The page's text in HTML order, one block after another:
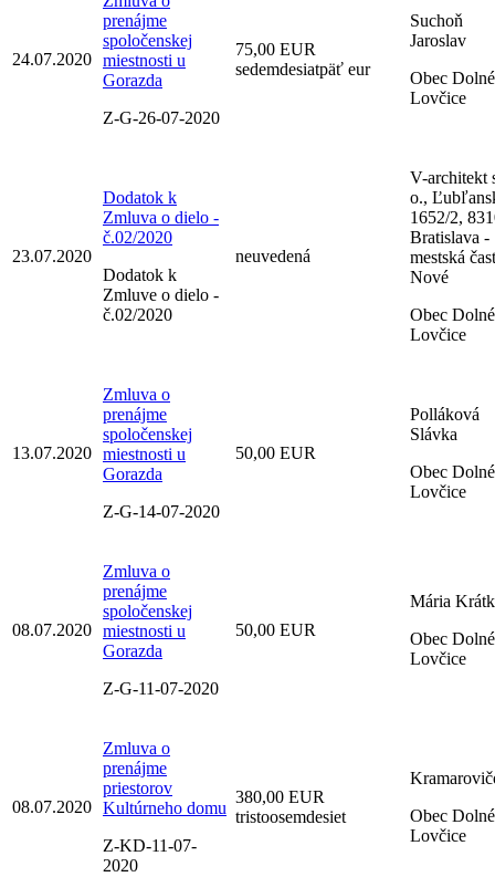
24.07.2020
prenájme
spoločenskej
miestnosti u
Gorazda
Z-G-26-07-2020
75,00 EUR
sedemdesiatpäť eur
Suchoň
Jaroslav
Obec Dolné
Lovčice
23.07.2020
Dodatok k
Zmluva o dielo -
č.02/2020
Dodatok k
Zmluve o dielo -
č.02/2020
neuvedená
V-architekt
o.,
1652/2,
Bratislava -
mestská
Nové
Obec Dolné
Lovčice
13.07.2020
Zmluva o
prenájme
spoločenskej
miestnosti u
Gorazda
Z-G-14-07-2020
50,00 EUR
Polláková
Slávka
Obec Dolné
Lovčice
08.07.2020
Zmluva o
prenájme
spoločenskej
miestnosti u
Gorazda
Z-G-11-07-2020
50,00 EUR
Mária
Obec Dolné
Lovčice
08.07.2020
Zmluva o
prenájme
priestorov
Kultúrneho domu
Z-KD-11-07-
2020
380,00 EUR
tristoosemdesiet
Obec Dolné
Lovčice